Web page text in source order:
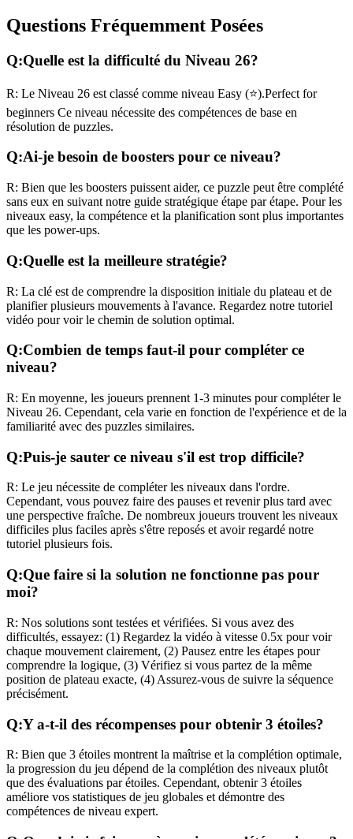
Questions Fréquemment Posées
Q:Quelle est la difficulté du Niveau 26?
R: Le Niveau 26 est classé comme niveau Easy (⭐).Perfect for
beginners Ce niveau nécessite des compétences de base en
résolution de puzzles.
Q:Ai-je besoin de boosters pour ce niveau?
R: Bien que les boosters puissent aider, ce puzzle peut être complété
sans eux en suivant notre guide stratégique étape par étape. Pour les
niveaux easy, la compétence et la planification sont plus importantes
que les power-ups.
Q:Quelle est la meilleure stratégie?
R: La clé est de comprendre la disposition initiale du plateau et de
planifier plusieurs mouvements à l'avance. Regardez notre tutoriel
vidéo pour voir le chemin de solution optimal.
Q:Combien de temps faut-il pour compléter ce
niveau?
R: En moyenne, les joueurs prennent 1-3 minutes pour compléter le
Niveau 26. Cependant, cela varie en fonction de l'expérience et de la
familiarité avec des puzzles similaires.
Q:Puis-je sauter ce niveau s'il est trop difficile?
R: Le jeu nécessite de compléter les niveaux dans l'ordre.
Cependant, vous pouvez faire des pauses et revenir plus tard avec
une perspective fraîche. De nombreux joueurs trouvent les niveaux
difficiles plus faciles après s'être reposés et avoir regardé notre
tutoriel plusieurs fois.
Q:Que faire si la solution ne fonctionne pas pour
moi?
R: Nos solutions sont testées et vérifiées. Si vous avez des
difficultés, essayez: (1) Regardez la vidéo à vitesse 0.5x pour voir
chaque mouvement clairement, (2) Pausez entre les étapes pour
comprendre la logique, (3) Vérifiez si vous partez de la même
position de plateau exacte, (4) Assurez-vous de suivre la séquence
précisément.
Q:Y a-t-il des récompenses pour obtenir 3 étoiles?
R: Bien que 3 étoiles montrent la maîtrise et la complétion optimale,
la progression du jeu dépend de la complétion des niveaux plutôt
que des évaluations par étoiles. Cependant, obtenir 3 étoiles
améliore vos statistiques de jeu globales et démontre des
compétences de niveau expert.